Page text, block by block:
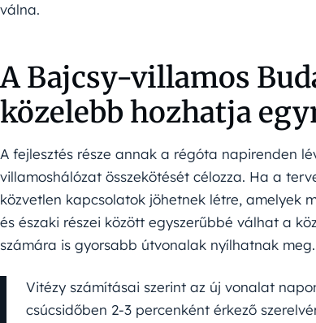
válna.
A Bajcsy-villamos
közelebb hozhatja
A fejlesztés része annak a régóta napirenden
villamoshálózat összekötését célozza. Ha a
közvetlen kapcsolatok jöhetnek létre, amelyek
és északi részei között egyszerűbbé válhat a
számára is gyorsabb útvonalak nyílhatnak meg.
Vitézy számításai szerint az új vonalat
csúcsidőben 2-3 percenként érkező